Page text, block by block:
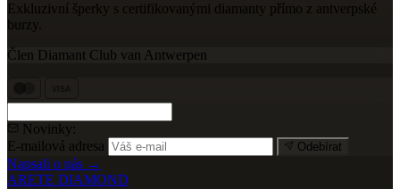
Exkluzivní šperky s certifikovanými diamanty přímo z antverpské
burzy.
Člen Diamant Club van Antwerpen
Novinky:
E-mailová adresa
Odebírat
Napsali o nás →
ARETE DIAMOND